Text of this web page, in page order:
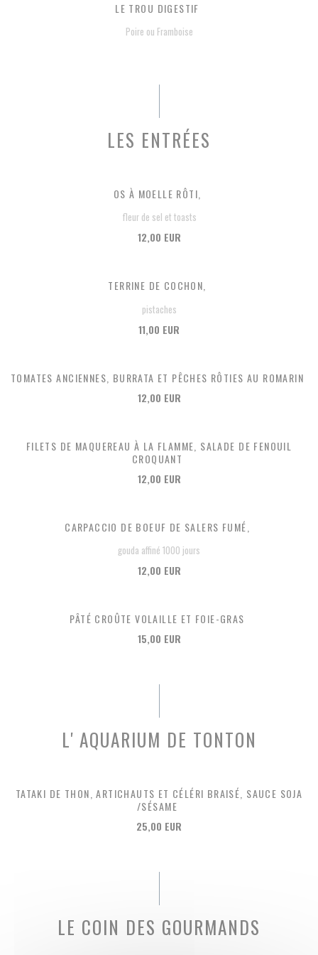
LE TROU DIGESTIF
Poire ou Framboise
LES ENTRÉES
OS À MOELLE RÔTI,
fleur de sel et toasts
12,00 EUR
TERRINE DE COCHON,
pistaches
11,00 EUR
TOMATES ANCIENNES, BURRATA ET PÊCHES RÔTIES AU ROMARIN
12,00 EUR
FILETS DE MAQUEREAU À LA FLAMME, SALADE DE FENOUIL
CROQUANT
12,00 EUR
CARPACCIO DE BOEUF DE SALERS FUMÉ,
gouda affiné 1000 jours
12,00 EUR
PÂTÉ CROÛTE VOLAILLE ET FOIE-GRAS
15,00 EUR
L' AQUARIUM DE TONTON
TATAKI DE THON, ARTICHAUTS ET CÉLÉRI BRAISÉ, SAUCE SOJA
/SÉSAME
25,00 EUR
LE COIN DES GOURMANDS